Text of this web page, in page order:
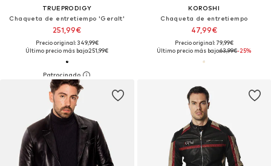
TRUEPRODIGY
Chaqueta de entretiempo 'Geralt'
251,99€
Precio original: 349,99€
Último precio más bajo:251,99€
KOROSHI
Chaqueta de entretiempo
47,99€
Precio original: 79,99€
Último precio más bajo:63,99€-25%